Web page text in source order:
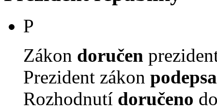
P
Zákon doručen
Prezident zákon
Rozhodnutí doručeno